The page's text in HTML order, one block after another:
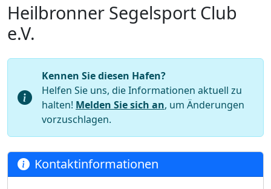
Heilbronner Segelsport Club
e.V.
Kennen Sie diesen Hafen?
Helfen Sie uns, die Informationen aktuell zu
halten! Melden Sie sich an, um Änderungen
vorzuschlagen.
Kontaktinformationen